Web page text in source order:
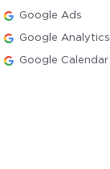
Google Ads
Google Analytics
Google Calendar